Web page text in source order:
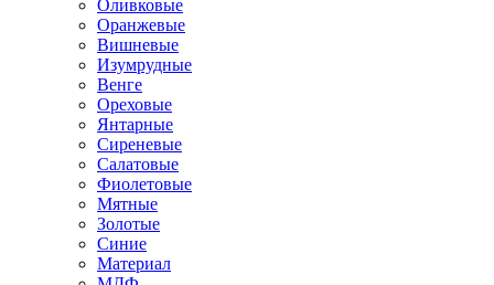
Оливковые
Оранжевые
Вишневые
Изумрудные
Венге
Ореховые
Янтарные
Сиреневые
Салатовые
Фиолетовые
Мятные
Золотые
Синие
Материал